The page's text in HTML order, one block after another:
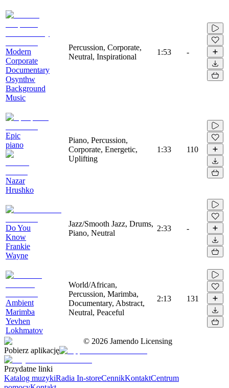
Modern
Corporate
Documentary
Osynthw
Background
Music
Percussion, Corporate,
Neutral, Inspirational
1:53 -
Epic
piano
Nazar
Hrushko
Piano, Percussion,
Corporate, Energetic,
Uplifting
1:33 110
Do You
Know
Frankie
Wayne
Jazz/Smooth Jazz, Drums,
Piano, Neutral
2:33 -
Ambient
Marimba
Yevhen
Lokhmatov
World/African,
Percussion, Marimba,
Documentary, Abstract,
Neutral, Peaceful
2:13 131
© 2026 Jamendo Licensing
Pobierz aplikację
Przydatne linki
Katalog muzykiRadia In-storeCennikKontaktCentrum